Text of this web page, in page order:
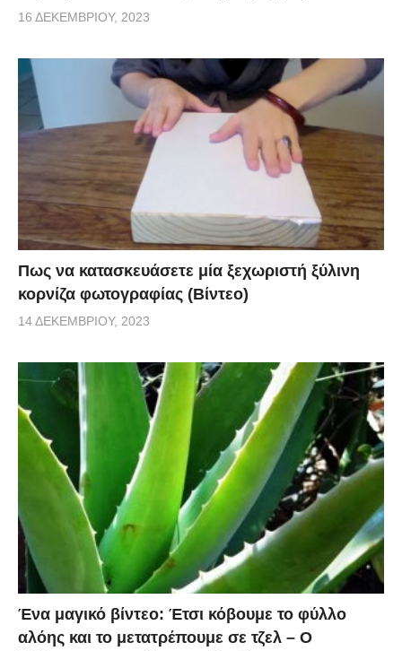
16 ΔΕΚΕΜΒΡΊΟΥ, 2023
Πως να κατασκευάσετε μία ξεχωριστή ξύλινη
κορνίζα φωτογραφίας (Βίντεο)
14 ΔΕΚΕΜΒΡΊΟΥ, 2023
Ένα μαγικό βίντεο: Έτσι κόβουμε το φύλλο
αλόης και το μετατρέπουμε σε τζελ – O